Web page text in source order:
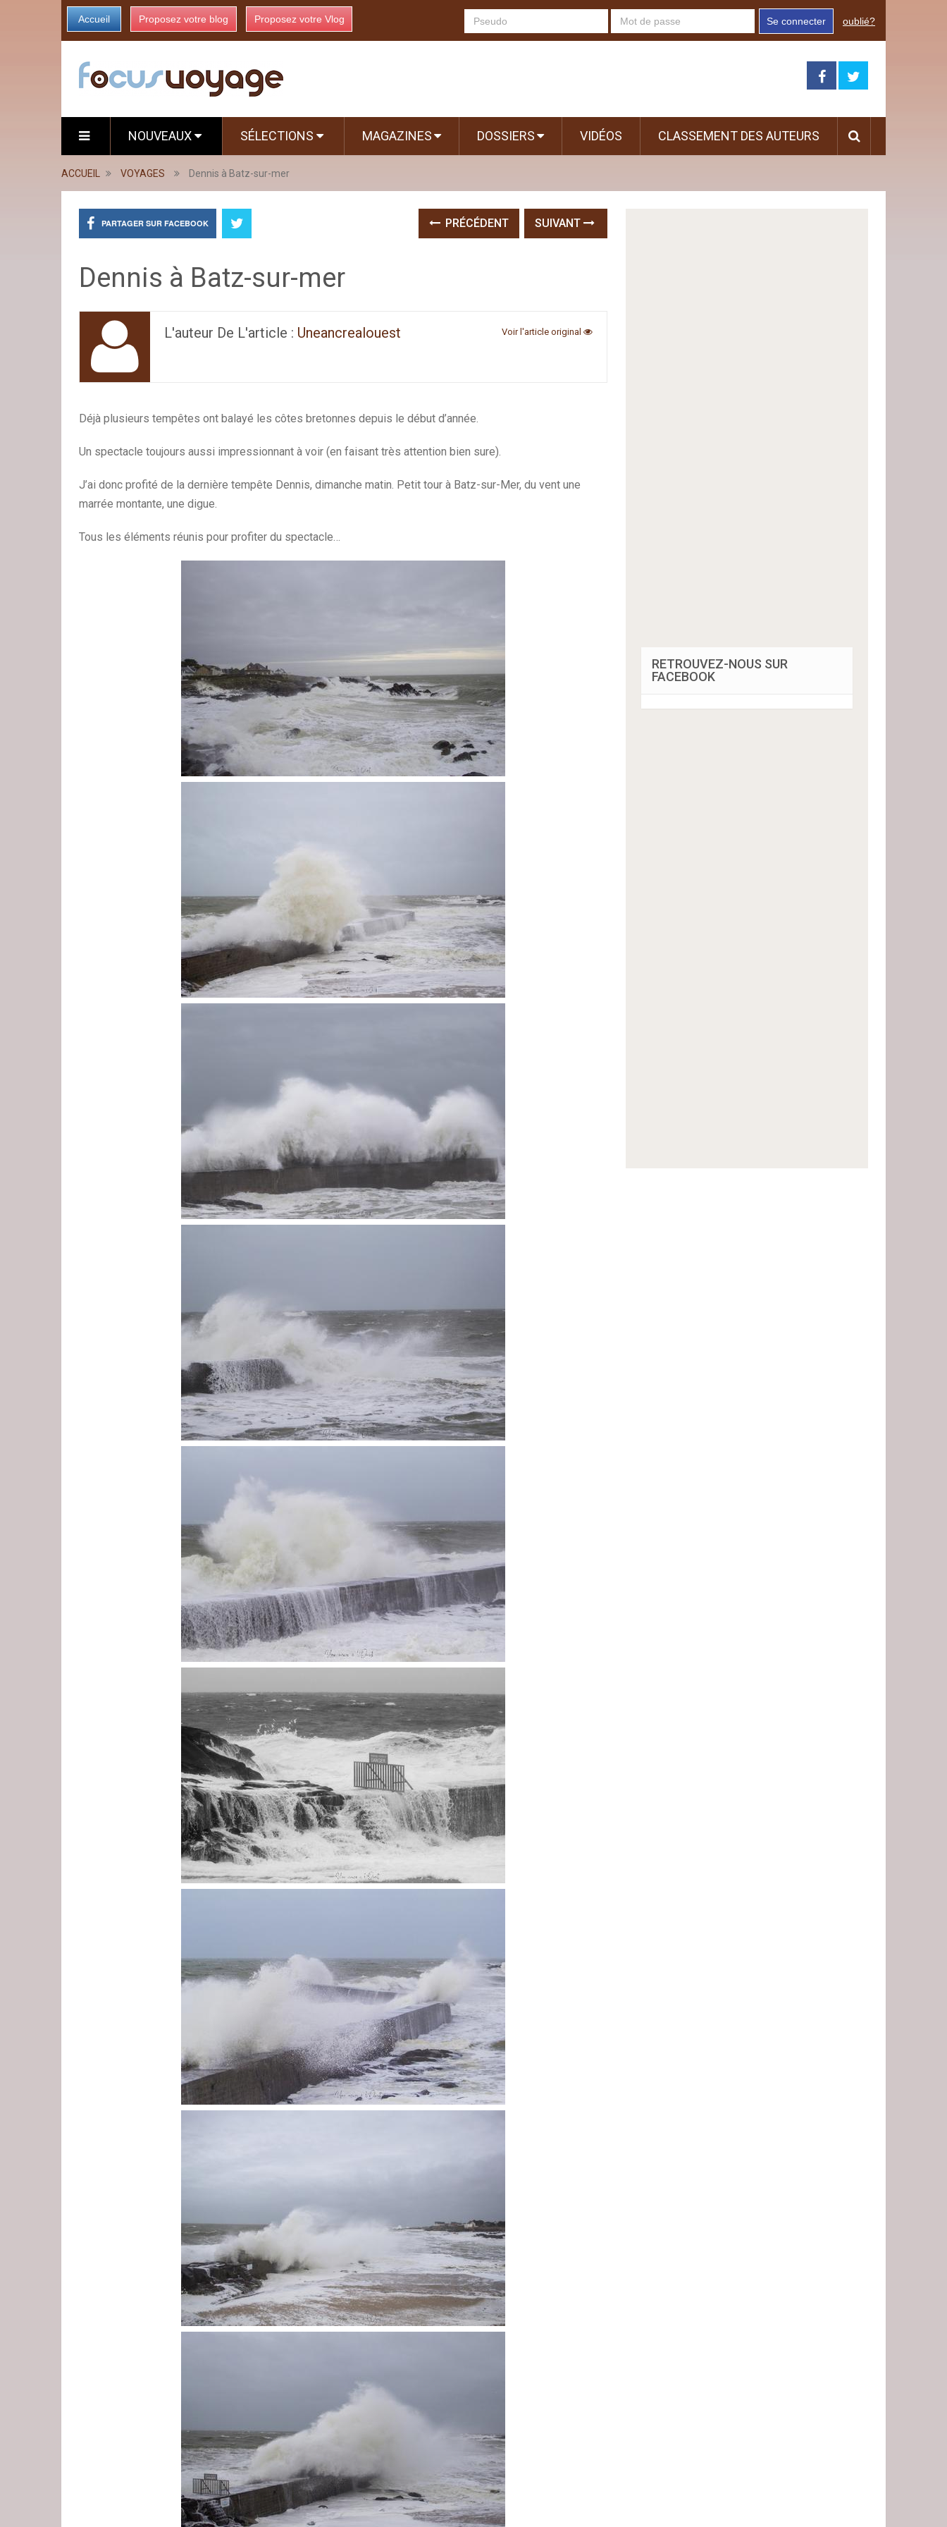
Accueil Proposez votre blog Proposez votre Vlog Se connecter oublié?
NOUVEAUX SÉLECTIONS MAGAZINES DOSSIERS VIDÉOS CLASSEMENT DES AUTEURS
ACCUEIL VOYAGES Dennis à Batz-sur-mer
PARTAGER SUR FACEBOOK PRÉCÉDENT SUIVANT
Dennis à Batz-sur-mer
L'auteur De L'article : Uneancrealouest Voir l'article original
Déjà plusieurs tempêtes ont balayé les côtes bretonnes depuis le début d’année.
Un spectacle toujours aussi impressionnant à voir (en faisant très attention bien sure).
J’ai donc profité de la dernière tempête Dennis, dimanche matin. Petit tour à Batz-sur-Mer, du vent une
marrée montante, une digue.
Tous les éléments réunis pour profiter du spectacle…
RETROUVEZ-NOUS SUR
FACEBOOK